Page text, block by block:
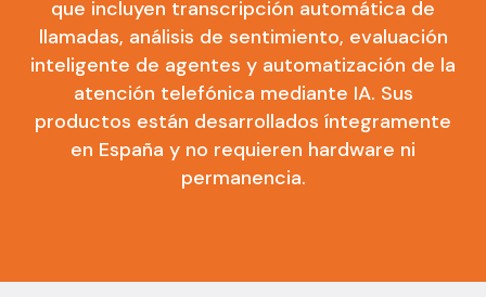
que incluyen transcripción automática de
llamadas, análisis de sentimiento, evaluación
inteligente de agentes y automatización de la
atención telefónica mediante IA. Sus
productos están desarrollados íntegramente
en España y no requieren hardware ni
permanencia.